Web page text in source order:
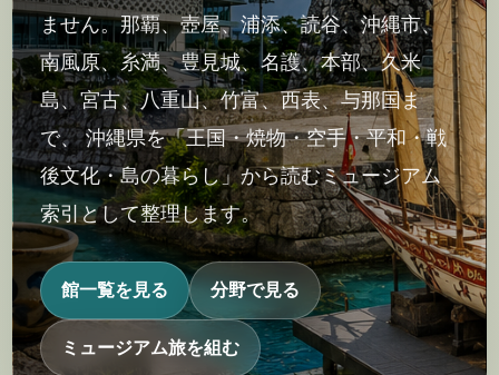
ません。那覇、壺屋、浦添、読谷、沖縄市、
南風原、糸満、豊見城、名護、本部、久米
島、宮古、八重山、竹富、西表、与那国ま
で、 沖縄県を「王国・焼物・空手・平和・戦
後文化・島の暮らし」から読むミュージアム
索引として整理します。
館一覧を見る 分野で見る
ミュージアム旅を組む